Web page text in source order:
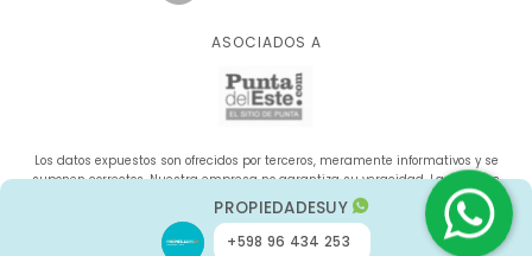
PROPIEDADESUY
+598 96 434 253
ASOCIADOS A
Los datos expuestos son ofrecidos por terceros, meramente informativos y se
suponen correctos. Nuestra empresa no garantiza su veracidad. La oferta se
sujeta a errores, cambios de precio, omisión y/o retirada del mercado sin aviso
previo.